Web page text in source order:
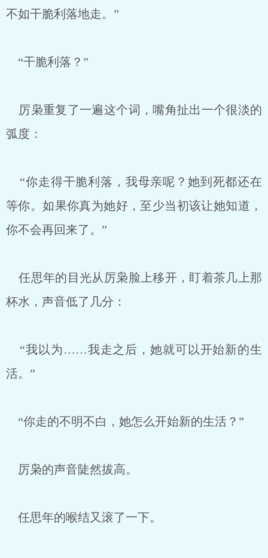
不如干脆利落地走。”
“干脆利落？”
厉枭重复了一遍这个词，嘴角扯出一个很淡的
弧度：
“你走得干脆利落，我母亲呢？她到死都还在
等你。如果你真为她好，至少当初该让她知道，
你不会再回来了。”
任思年的目光从厉枭脸上移开，盯着茶几上那
杯水，声音低了几分：
“我以为……我走之后，她就可以开始新的生
活。”
“你走的不明不白，她怎么开始新的生活？”
厉枭的声音陡然拔高。
任思年的喉结又滚了一下。